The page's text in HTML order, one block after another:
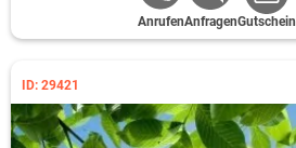
AnrufenAnfragenGutschein
ID: 29421